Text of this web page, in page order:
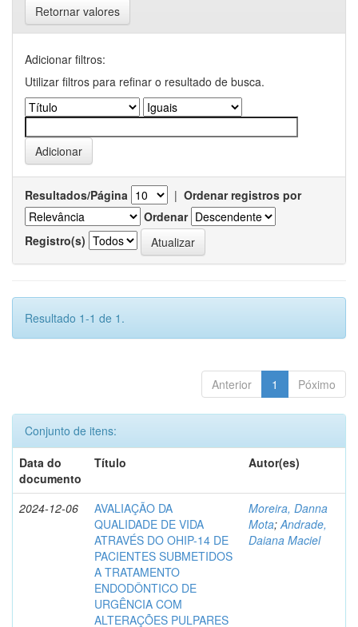
Retornar valores
Adicionar filtros:
Utilizar filtros para refinar o resultado de busca.
Resultados/Página | Ordenar registros por
Ordenar
Registro(s)
Resultado 1-1 de 1.
Anterior 1 Póximo
Conjunto de itens:
Data do
documento
Título Autor(es)
2024-12-06
AVALIAÇÃO DA
QUALIDADE DE VIDA
ATRAVÉS DO OHIP-14 DE
PACIENTES SUBMETIDOS
A TRATAMENTO
ENDODÔNTICO DE
URGÊNCIA COM
ALTERAÇÕES PULPARES
Moreira, Danna
Mota;Andrade,
Daiana Maciel